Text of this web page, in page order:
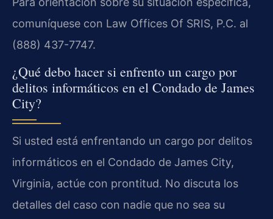
comuníquese con Law Offices Of SRIS, P.C. al
(888) 437-7747.
¿Qué debo hacer si enfrento un cargo por
delitos informáticos en el Condado de James
City?
Si usted está enfrentando un cargo por delitos
informáticos en el Condado de James City,
Virginia, actúe con prontitud. No discuta los
detalles del caso con nadie que no sea su